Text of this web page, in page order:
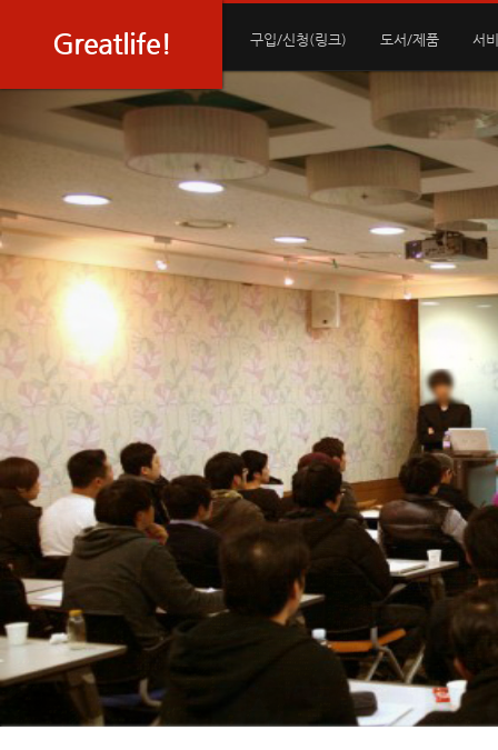
Greatlife! 구입/신청(링크) 도서/제품 서